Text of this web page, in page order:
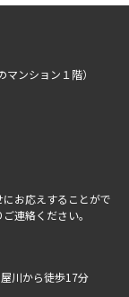
ンション１階）
お応えすることがで
ご連絡ください。
川から徒歩17分